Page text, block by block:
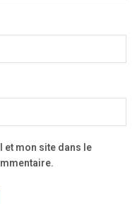
mon site dans le